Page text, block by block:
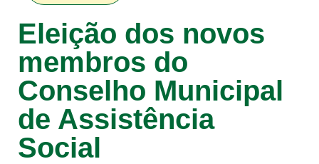
Eleição dos novos
membros do
Conselho Municipal
de Assistência
Social